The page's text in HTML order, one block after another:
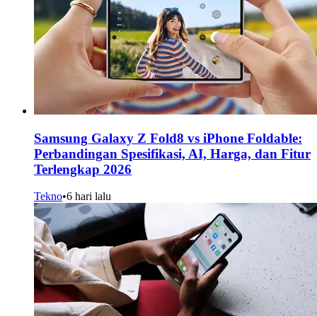
Samsung Galaxy Z Fold8 vs iPhone Foldable:
Perbandingan Spesifikasi, AI, Harga, dan Fitur
Terlengkap 2026
Tekno•6 hari lalu